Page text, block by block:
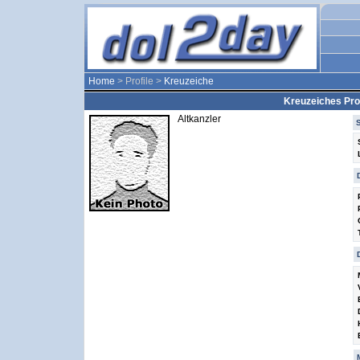
Home > Profile > Kreuzeiche
Kreuzeiches
Altkanzler